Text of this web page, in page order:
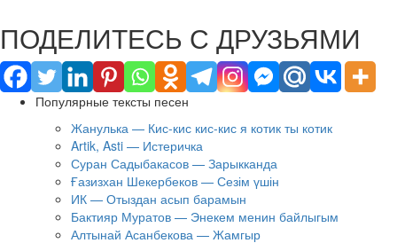
ПОДЕЛИТЕСЬ С ДРУЗЬЯМИ
Популярные тексты песен
Жанулька — Кис-кис кис-кис я котик ты котик
Artik, Asti — Истеричка
Суран Садыбакасов — Зарыкканда
Ғазизхан Шекербеков — Сезім үшін
ИК — Отыздан асып барамын
Бактияр Муратов — Энекем менин байлыгым
Алтынай Асанбекова — Жамгыр